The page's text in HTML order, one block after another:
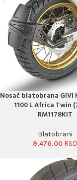
PORUČI ODMAH
Nosač blatobrana GIVI
1100 L Africa Twin
RM1178KIT
Blatobrani
9,476.00